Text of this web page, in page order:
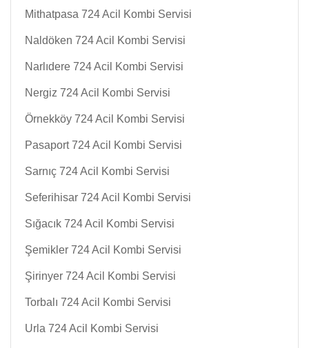
Mithatpasa 724 Acil Kombi Servisi
Naldöken 724 Acil Kombi Servisi
Narlıdere 724 Acil Kombi Servisi
Nergiz 724 Acil Kombi Servisi
Örnekköy 724 Acil Kombi Servisi
Pasaport 724 Acil Kombi Servisi
Sarnıç 724 Acil Kombi Servisi
Seferihisar 724 Acil Kombi Servisi
Sığacık 724 Acil Kombi Servisi
Şemikler 724 Acil Kombi Servisi
Şirinyer 724 Acil Kombi Servisi
Torbalı 724 Acil Kombi Servisi
Urla 724 Acil Kombi Servisi